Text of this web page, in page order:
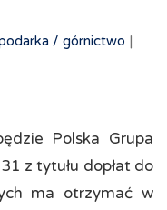
/ górnictwo |
Polska Grupa
z tytułu dopłat do
ma otrzymać w